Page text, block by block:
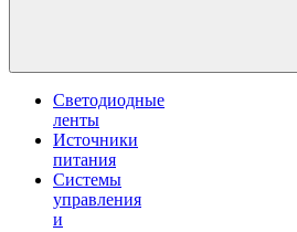
Светодиодные
ленты
Источники
питания
Системы
управления
и